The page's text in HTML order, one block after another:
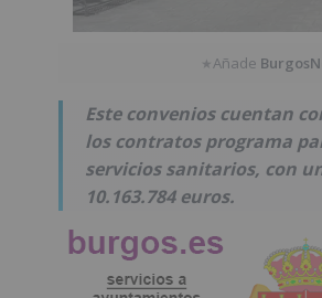
★Añade
Este convenios cuentan
los contratos programa
servicios sanitarios, con
10.163.784 euros.